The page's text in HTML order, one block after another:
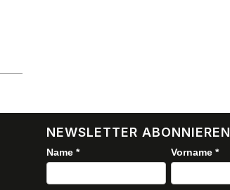
NEWSLETTER ABONNIEREN
Newsletter
Name* Vorname*